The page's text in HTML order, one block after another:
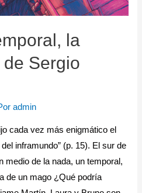
la
Sergio
admin
cada vez más enigmático el
inframundo” (p. 15). El sur de
medio de la nada, un temporal,
de un mago ¿Qué podría